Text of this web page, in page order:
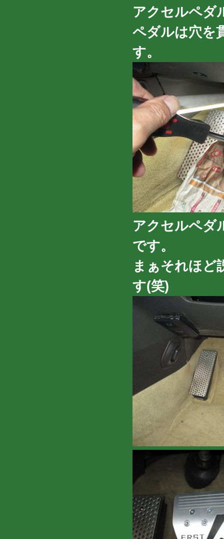
アクセルペダ
ペダルは穴を
す。
アクセルペダ
です。
まぁそれほど
す(笑)